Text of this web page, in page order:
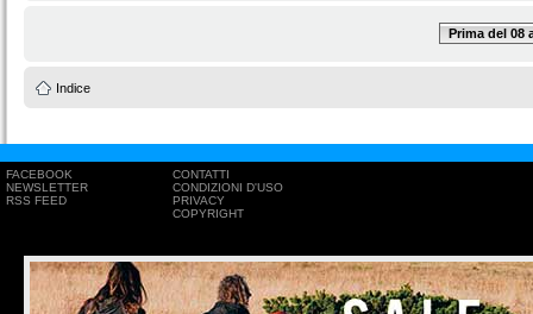
Prima del 08
Indice
FACEBOOK
NEWSLETTER
RSS FEED
CONTATTI
CONDIZIONI D'USO
PRIVACY
COPYRIGHT